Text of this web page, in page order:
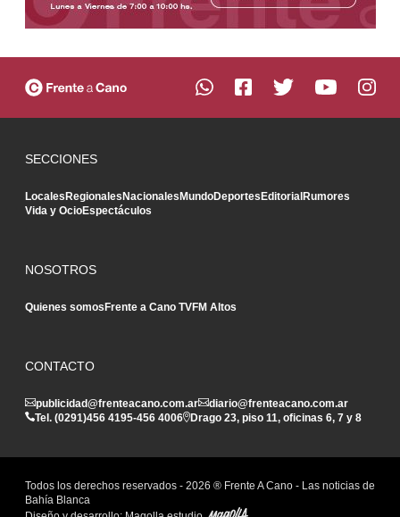
SECCIONES
LocalesRegionalesNacionalesMundoDeportesEditorialRumores
Vida y OcioEspectáculos
NOSOTROS
Quienes somosFrente a Cano TVFM Altos
CONTACTO
publicidad@frenteacano.com.ar
diario@frenteacano.com.ar
Tel. (0291)456 4195-456 4006 Drago 23, piso 11, oficinas 6, 7 y 8
Todos los derechos reservados - 2026 ® Frente A Cano - Las noticias de
Bahía Blanca